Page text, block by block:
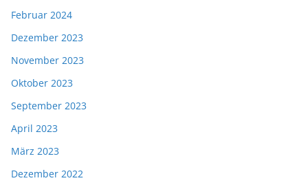
Februar 2024
Dezember 2023
November 2023
Oktober 2023
September 2023
April 2023
März 2023
Dezember 2022